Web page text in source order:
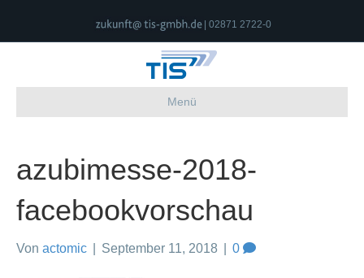
| 02871 2722-0
Menü
azubimesse-2018-
facebookvorschau
Von actomic September 11, 2018 0